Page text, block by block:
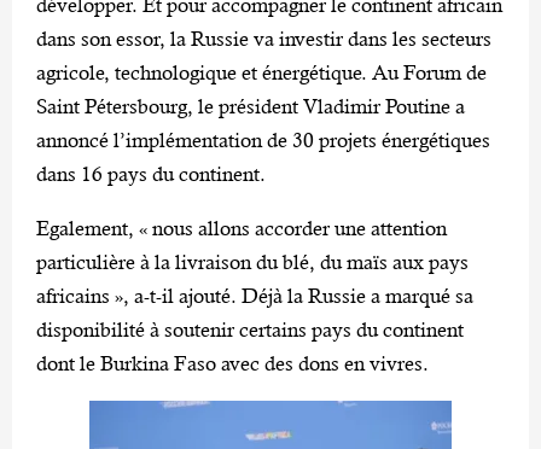
dans son essor, la Russie va investir dans les secteurs
agricole, technologique et énergétique. Au Forum de
Saint Pétersbourg, le président Vladimir Poutine a
annoncé l’implémentation de 30 projets énergétiques
dans 16 pays du continent.
Egalement, « nous allons accorder une attention
particulière à la livraison du blé, du maïs aux pays
africains », a-t-il ajouté. Déjà la Russie a marqué sa
disponibilité à soutenir certains pays du continent
dont le Burkina Faso avec des dons en vivres.